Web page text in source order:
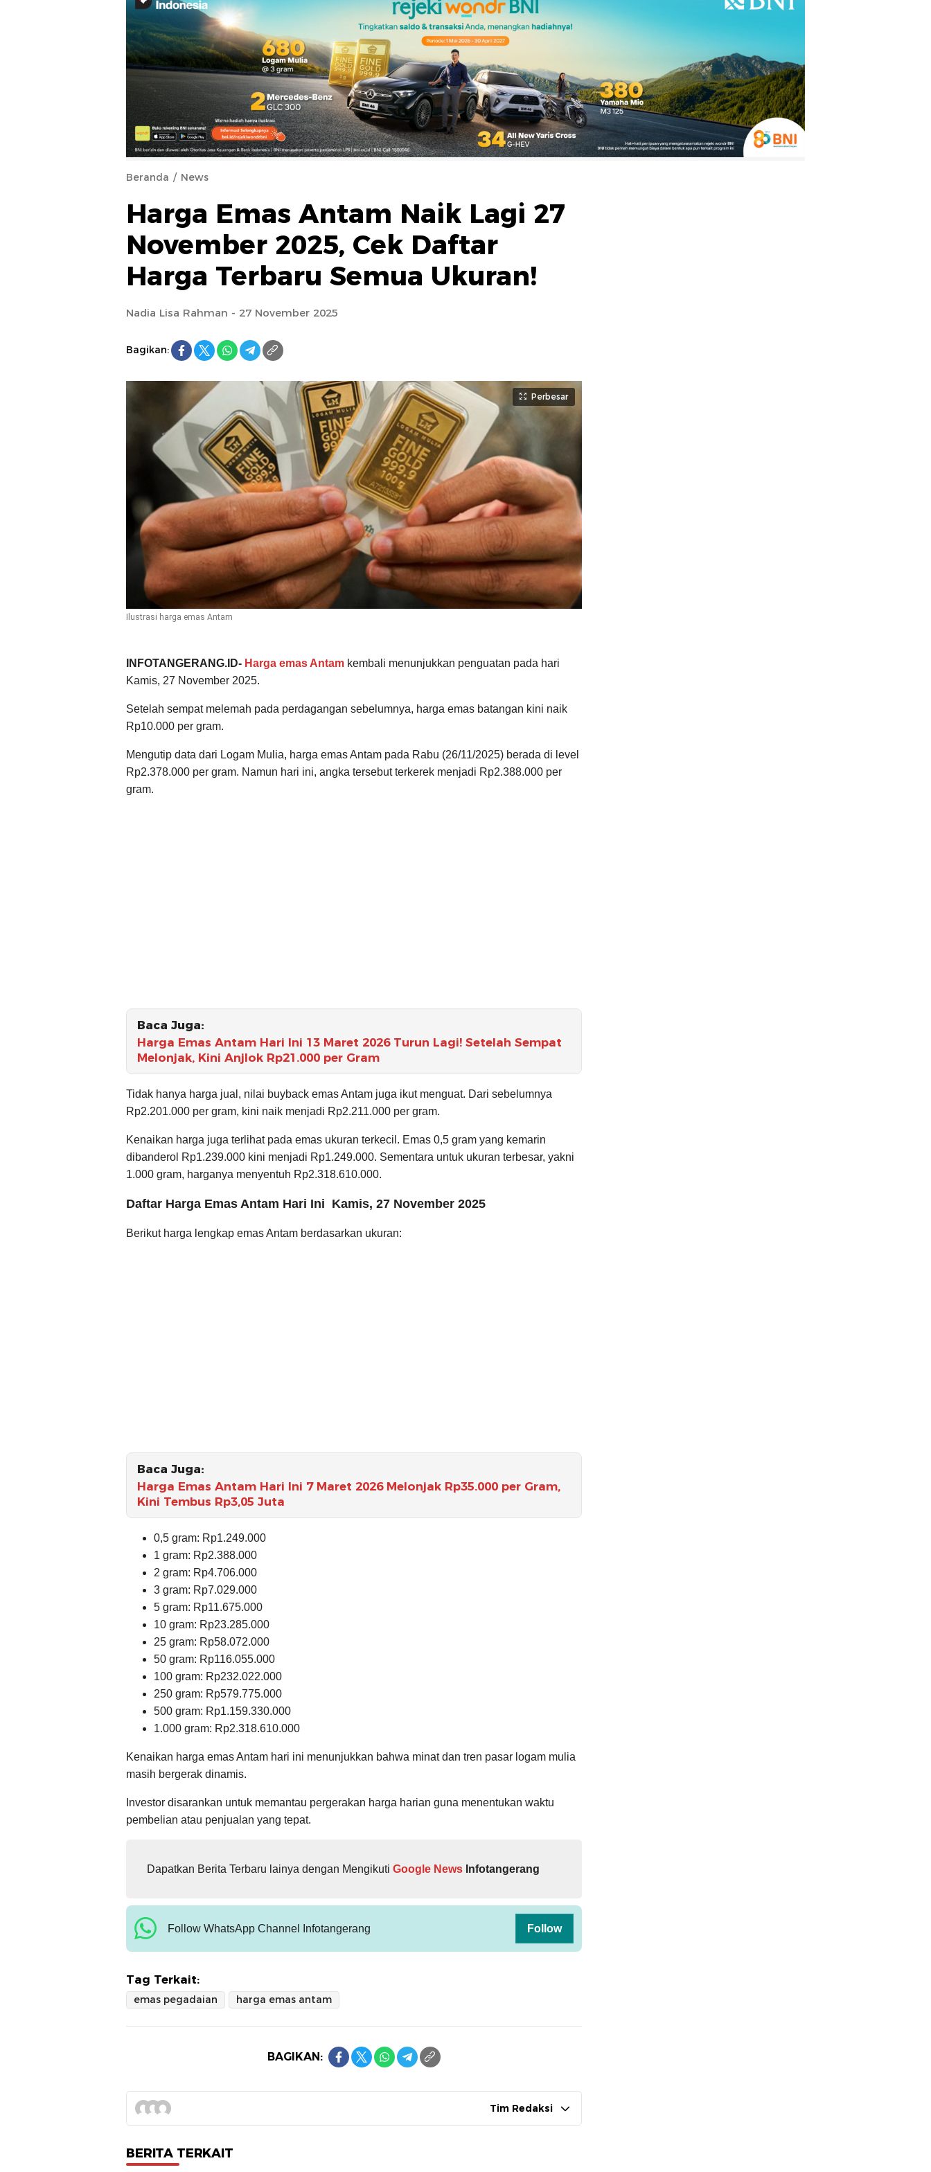
Beranda News
Harga Emas Antam Naik Lagi 27
November 2025, Cek Daftar
Harga Terbaru Semua Ukuran!
Nadia Lisa Rahman - 27 November 2025
Bagikan:
Perbesar
Ilustrasi harga emas Antam
INFOTANGERANG.ID- Harga emas Antam kembali menunjukkan penguatan pada hari
Kamis, 27 November 2025.
Setelah sempat melemah pada perdagangan sebelumnya, harga emas batangan kini naik
Rp10.000 per gram.
Mengutip data dari Logam Mulia, harga emas Antam pada Rabu (26/11/2025) berada di level
Rp2.378.000 per gram. Namun hari ini, angka tersebut terkerek menjadi Rp2.388.000 per
gram.
Baca Juga:
Harga Emas Antam Hari Ini 13 Maret 2026 Turun Lagi! Setelah Sempat
Melonjak, Kini Anjlok Rp21.000 per Gram
Tidak hanya harga jual, nilai buyback emas Antam juga ikut menguat. Dari sebelumnya
Rp2.201.000 per gram, kini naik menjadi Rp2.211.000 per gram.
Kenaikan harga juga terlihat pada emas ukuran terkecil. Emas 0,5 gram yang kemarin
dibanderol Rp1.239.000 kini menjadi Rp1.249.000. Sementara untuk ukuran terbesar, yakni
1.000 gram, harganya menyentuh Rp2.318.610.000.
Daftar Harga Emas Antam Hari Ini Kamis, 27 November 2025
Berikut harga lengkap emas Antam berdasarkan ukuran:
Baca Juga:
Harga Emas Antam Hari Ini 7 Maret 2026 Melonjak Rp35.000 per Gram,
Kini Tembus Rp3,05 Juta
0,5 gram: Rp1.249.000
1 gram: Rp2.388.000
2 gram: Rp4.706.000
3 gram: Rp7.029.000
5 gram: Rp11.675.000
10 gram: Rp23.285.000
25 gram: Rp58.072.000
50 gram: Rp116.055.000
100 gram: Rp232.022.000
250 gram: Rp579.775.000
500 gram: Rp1.159.330.000
1.000 gram: Rp2.318.610.000
Kenaikan harga emas Antam hari ini menunjukkan bahwa minat dan tren pasar logam mulia
masih bergerak dinamis.
Investor disarankan untuk memantau pergerakan harga harian guna menentukan waktu
pembelian atau penjualan yang tepat.
Dapatkan Berita Terbaru lainya dengan Mengikuti Google News Infotangerang
Follow WhatsApp Channel Infotangerang Follow
Tag Terkait:
emas pegadaian harga emas antam
BAGIKAN:
Tim Redaksi
BERITA TERKAIT